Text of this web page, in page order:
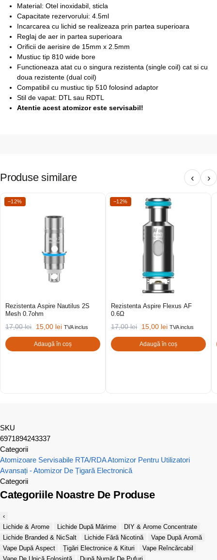
Material: Otel inoxidabil, sticla
Capacitate rezervorului: 4.5ml
Incarcarea cu lichid se realizeaza prin partea superioara
Reglaj de aer in partea superioara
Orificii de aerisire de 15mm x 2.5mm
Mustiuc tip 810 wide bore
Functioneaza atat cu o singura rezistenta (single coil) cat si cu
doua rezistente (dual coil)
Compatibil cu mustiuc tip 510 folosind adaptor
Stil de vapat: DTL sau RDTL
Atentie acest atomizor este servisabil!
Produse similare ‹ ›
−12%
Rezistenta Aspire Nautilus 2S
Mesh 0.7ohm
17,00lei 15,00 lei TVA inclus
Adaugă în coș
−12%
Rezistenta Aspire Flexus AF
0.6Ω
17,00lei 15,00 lei TVA inclus
Adaugă în coș
SKU
6971894243337
Categorii
Atomizoare Servisabile RTA/RDAAtomizor Pentru Utilizatori
Avansați - Atomizor De Țigară Electronică
Categorii
Categoriile Noastre De Produse
‹
Lichide & Arome
Lichide După Mărime
DIY & Arome Concentrate
Lichide Branded & NicSalt
Lichide Fără Nicotină
Vape După Aromă
Vape După Aspect
Țigări Electronice & Kituri
Vape Reîncărcabil